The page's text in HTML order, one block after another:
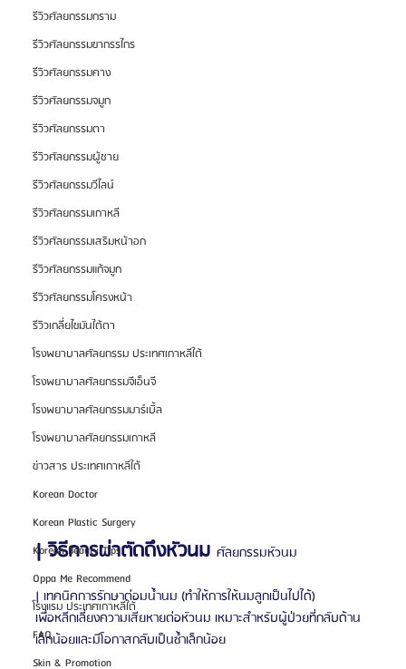
รีวิวศัลยกรรมกราม
รีวิวศัลยกรรมขากรรไกร
รีวิวศัลยกรรมคาง
รีวิวศัลยกรรมจมูก
รีวิวศัลยกรรมตา
รีวิวศัลยกรรมผู้ชาย
รีวิวศัลยกรรมวีไลน์
รีวิวศัลยกรรมเกาหลี
รีวิวศัลยกรรมเสริมหน้าอก
รีวิวศัลยกรรมแก้จมูก
รีวิวศัลยกรรมโครงหน้า
รีวิวเกลี่ยไขมันใต้ตา
โรงพยาบาลศัลยกรรม ประเทศเกาหลีใต้
โรงพยาบาลศัลยกรรมจีเอ็นจี
โรงพยาบาลศัลยกรรมมาร์เบิ้ล
โรงพยาบาลศัลยกรรมเกาหลี
ข่าวสาร ประเทศเกาหลีใต้
Korean Doctor
Korean Plastic Surgery
Korean Beauty Tips
Oppa Me Recommend
โรงแรม ประเทศเกาหลีใต้
FAQ
Skin & Promotion
| วิธีการผ่าตัดดึงหัวนม ศัลยกรรมหัวนม
| เทคนิคการรักษาต่อมน้ำนม (ทำให้การให้นมลูกเป็นไปได้)
เพื่อหลีกเลี่ยงความเสียหายต่อหัวนม เหมาะสำหรับผู้ป่วยที่กลับด้าน
เล็กน้อยและมีโอกาสกลับเป็นซ้ำเล็กน้อย